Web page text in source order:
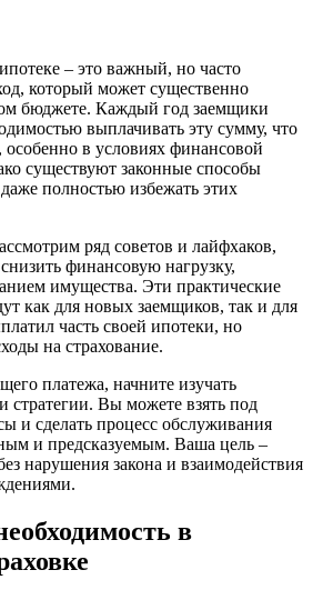
– это важный, но часто
который может существенно
бюджете. Каждый год заемщики
выплачивать эту сумму, что
в условиях финансовой
существуют законные способы
полностью избежать этих
ряд советов и лайфхаков,
финансовую нагрузку,
имущества. Эти практические
как для новых заемщиков, так и для
часть своей ипотеки, но
на страхование.
платежа, начните изучать
стратегии. Вы можете взять под
и сделать процесс обслуживания
и предсказуемым. Ваша цель –
нарушения закона и взаимодействия
в